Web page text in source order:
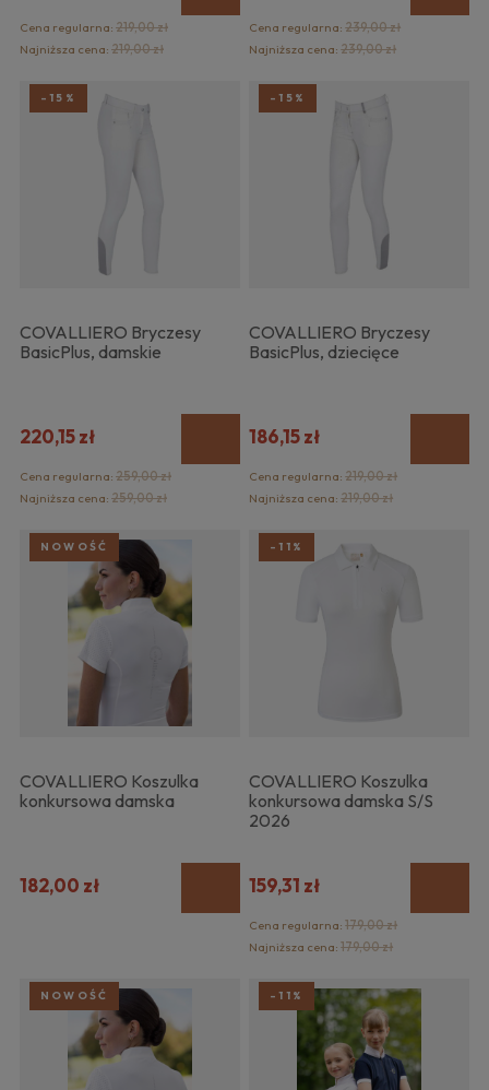
Cena regularna: 219,00 zł
Najniższa cena: 219,00 zł
Cena regularna:239,00 zł
Najniższa cena:239,00 zł
COVALLIERO Bryczesy
BasicPlus, damskie
220,15 zł
Cena regularna: 259,00 zł
Najniższa cena: 259,00 zł
-15%
COVALLIERO Bryczesy
BasicPlus, dziecięce
186,15 zł
Cena regularna:219,00 zł
Najniższa cena:219,00 zł
-15%
COVALLIERO Koszulka
konkursowa damska
182,00 zł
NOWOŚĆ
COVALLIERO Koszulka
konkursowa damska S/S
2026
159,31 zł
Cena regularna:179,00 zł
Najniższa cena:179,00 zł
-11%
NOWOŚĆ -11%